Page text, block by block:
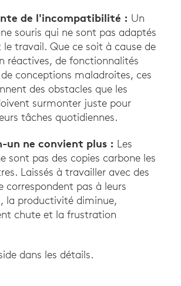
de l'incompatibilité : Un
souris qui ne sont pas adaptés
le travail. Que ce soit à cause de
réactives, de fonctionnalités
conceptions maladroites, ces
des obstacles que les
surmonter juste pour
tâches quotidiennes.
un ne convient plus : Les
sont pas des copies carbone les
Laissés à travailler avec des
correspondent pas à leurs
la productivité diminue,
chute et la frustration
dans les détails.